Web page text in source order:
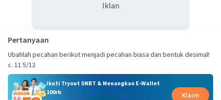
Iklan
Pertanyaan
Ubahlah pecahan berikut menjadi pecahan biasa dan bentuk desimal!
c. 11 5/12
Ikuti Tryout SNBT & Menangkan E-Wallet
100rb
Klaim